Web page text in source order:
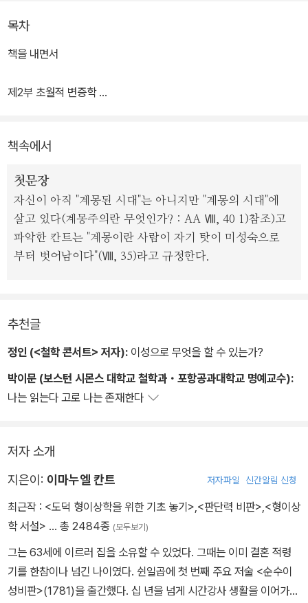
새로운 번역은 언제나 필요하다.
독, 그리고 지금까지 이루어졌던 국내외 연구 성과 및 최근에 학계에
본은 물론, 주요한 영어 번역본과 일본어, 중국어 번역도 또한 참조하
번역에는 칸드 원전 제 1판(A판)과 제2판 (B판)을 표준으로 삼고, 베
를린 학술원판과 W.Weischedel판(1956,1983), 그리고 이용하기
에 가장 편리하게 편집된 R.Schmidt판 및 가장 최근에 새롭게 교열
편집된 J.Timmenmann (1998) 등을 참조하였다.
목차
책을 내면서
제2부 초월적 변증학
책속에서
첫문장
자신이 아직 "계몽된 시대"는 아니지만 "계몽의 시대"에
살고 있다(계몽주의란 무엇인가? : AA Ⅷ, 40 1)참조)고
파악한 칸트는 "계몽이란 사람이 자기 탓이 미성숙으로
부터 벗어남이다"(Ⅷ, 35)라고 규정한다.
추천글
정인 (<철학 콘서트> 저자): 이성으로 무엇을 할 수 있는가?
박이문 (보스턴 시몬스 대학교 철학과・포항공과대학교 명예교수):
나는 읽는다 고로 나는 존재한다
저자 소개
지은이: 이마누엘 칸트 저자파일 신간알림 신청
최근작 : <도덕 형이상학을 위한 기초 놓기> <판단력 비판> <형이상
학 서설> … 총 2484종 (모두보기)
그는 63세에 이르러 집을 소유할 수 있었다. 그때는 이미 결혼 적령
기를 한참이나 넘긴 나이였다. 쉰일곱에 첫 번째 주요 저술 <순수이
성비판>(1781)을 출간했다. 십 년을 넘게 시간강사 생활을 이어가다